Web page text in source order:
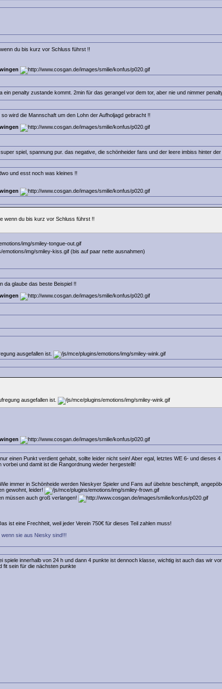
du bis kurz vor Schluss führst !!
penalty zustande kommt. 2min für das gerangel vor dem tor, aber nie und nimmer
wird die Mannschaft um den Lohn der Aufholjagd gebracht !!
spiel, spannung pur. das negative, die schönheider fans und der leere imbiss hinter der
und esst noch was kleines !!
wenn du bis kurz vor Schluss führst !!
(bis auf paar nette ausnahmen)
da glaube das beste Beispiel !!
ausgefallen ist.
ausgefallen ist.
einen Punkt verdient gehabt, sollte leider nicht sein! Aber egal, letztes WE 6- und dieses
und damit ist die Rangordnung wieder hergestellt!
immer in Schönheide werden Nieskyer Spieler und Fans auf übelste beschimpft,
gewohnt, leider!
müssen auch groß verlangen!
ist eine Frechheit, weil jeder Verein 750€ für dieses Teil zahlen muss!
sie aus Niesky sind!!!
spiele innerhalb von 24 h und dann 4 punkte ist dennoch klasse, wichtig ist auch das wir
fit sein für die nächsten punkte